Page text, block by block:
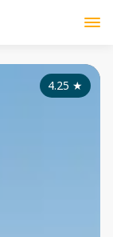
4.25 ★